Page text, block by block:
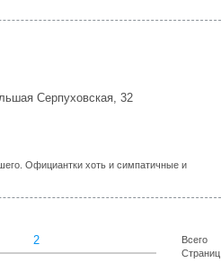
Серпуховская, 32
Официантки хоть и симпатичные и
2 Всего
Страниц